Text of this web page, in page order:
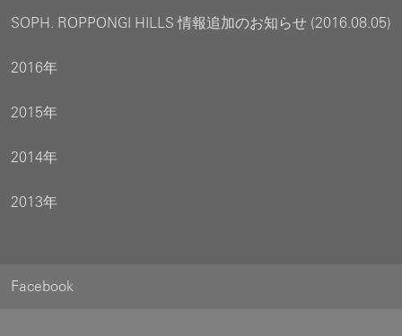
SOPH. ROPPONGI HILLS 情報追加のお知らせ (2016.08.05)
2016年
2015年
2014年
2013年
Facebook